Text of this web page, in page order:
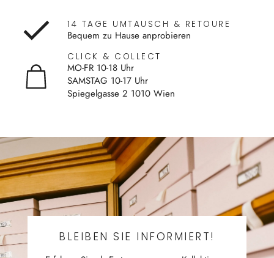
14 TAGE UMTAUSCH & RETOURE
Bequem zu Hause anprobieren
CLICK & COLLECT
MO-FR 10-18 Uhr
SAMSTAG 10-17 Uhr
Spiegelgasse 2 1010 Wien
BLEIBEN SIE INFORMIERT!